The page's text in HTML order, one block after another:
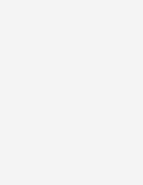
что касается каждого